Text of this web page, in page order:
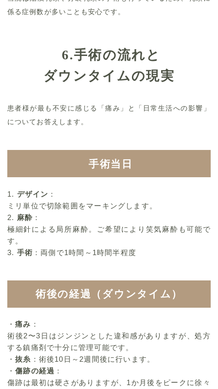
係る症例数が多いことも安心です。
6.手術の流れと
ダウンタイムの現実
患者様が最も不安に感じる「痛み」と「日常生活への影響」
についてお答えします。
手術当日
1. デザイン ：
ミリ単位で切除範囲をマーキングします。
2. 麻酔 ：
極細針による局所麻酔。ご希望により笑気麻酔も可能で
す。
3. 手術 ：両側で1時間～1時間半程度
術後の経過（ダウンタイム）
・痛み ：
術後2〜3日はジンジンとした違和感がありますが、処方
する鎮痛剤で十分に管理可能です。
・抜糸 ：術後10日～2週間後に行います。
・傷跡の経過 ：
傷跡は最初は硬さがありますが、1か月後をピークに徐々